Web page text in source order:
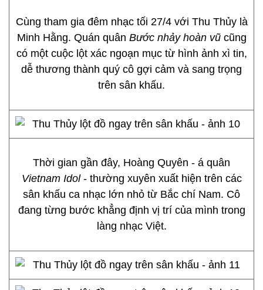
Cùng tham gia đêm nhạc tối 27/4 với Thu Thủy là
Minh Hằng. Quán quân Bước nhảy hoàn vũcũng
có một cuộc lột xác ngoạn mục từ hình ảnh xì tin,
dễ thương thành quý cô gợi cảm và sang trọng
trên sân khấu.
Thời gian gần đây, Hoàng Quyên - á quân
Vietnam Idol- thường xuyên xuất hiện trên các
sân khấu ca nhạc lớn nhỏ từ Bắc chí Nam. Cô
đang từng bước khẳng định vị trí của mình trong
làng nhạc Việt.